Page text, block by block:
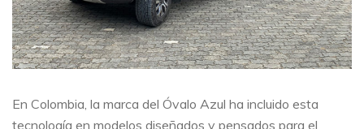
En Colombia, la marca del Óvalo Azul ha incluido esta
tecnología en modelos diseñados y pensados para el